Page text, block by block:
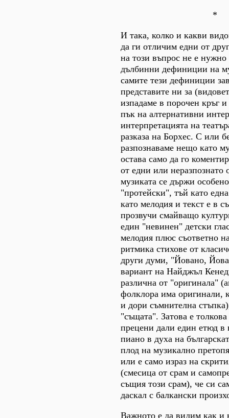
*
И така, колко и какви
да ги отличим едни от
на този въпрос не е нужно
дълбинни дефиниции на
самите тези дефиниции
представите ни за
изпадаме в порочен кръг
пък на алтернативни
интерпретацията на
разказа на Борхес. С или
разпознаваме нещо като
остава само да го
от едни или неразпознато
музиката се държи
"протейски", тъй като
като мелодия и текст е в
прозвучи смайващо
един "невинен" детски
мелодия плюс съответно
ритмика стихове от
други думи, "Йовано,
вариант на Найджъл
различна от "оригинала"
фолклора има оригинали,
и дори съмнителна
"същата". Затова е
прецени дали един етюд в
пиано в духа на
плод на музикално
или е само израз на
(смесица от срам и
същия този срам), че си
даскал с балкански
Важното е да видим как и